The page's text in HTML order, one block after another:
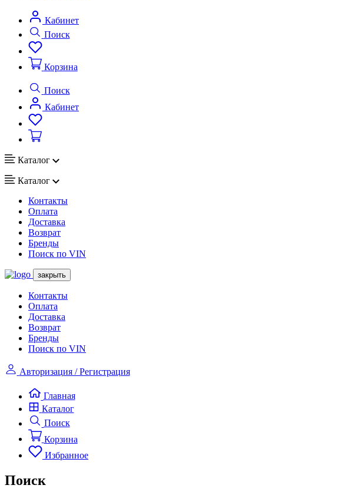
Кабинет
Поиск
Корзина
Поиск
Кабинет
Каталог
Каталог
Контакты
Оплата
Доставка
Возврат
Бренды
Поиск по VIN
закрыть
Контакты
Оплата
Доставка
Возврат
Бренды
Поиск по VIN
Авторизация / Регистрация
Главная
Каталог
Поиск
Корзина
Избранное
Поиск